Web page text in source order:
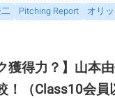
Pitching Report
オリ
得力？】山本由
！（Class10会員